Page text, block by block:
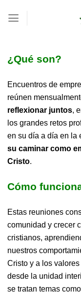
¿Qué son?
Encuentros de
reúnen
reflexionar juntos,
los grandes retos
en su día a día en la
su caminar como
Cristo.
Cómo
Estas reuniones
comunidad y crecer
cristianos,
nuestros
Cristo y a los
desde la unidad
se tratan temas